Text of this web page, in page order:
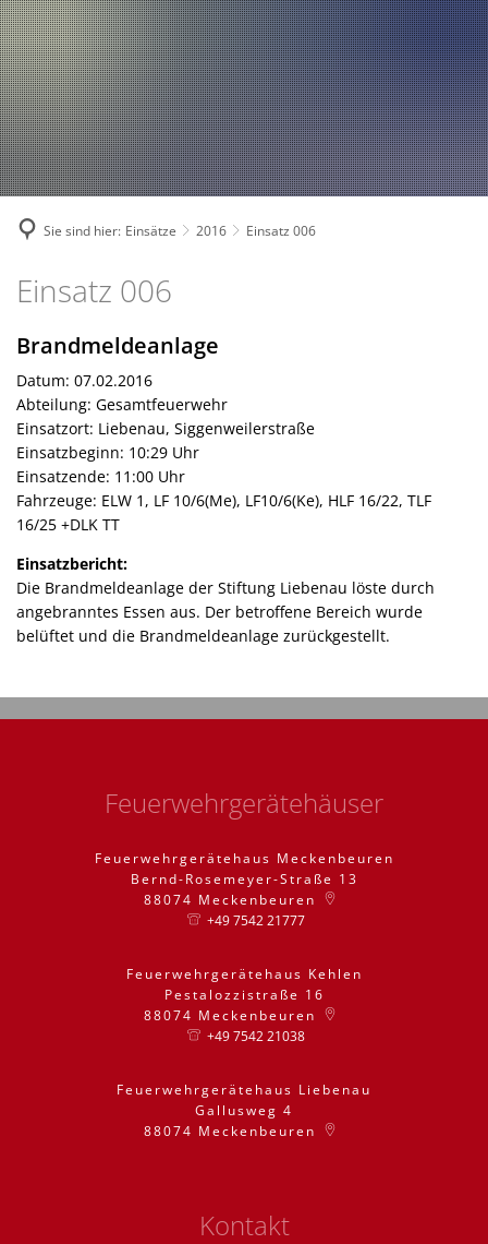
2024
2023
2022
2021
Fachgebiete und
Mannschaft
Jugend
Spielmannszug
Mitglied werden
A
A
A
Sie sind hier: Einsätze 2016 Einsatz 006
Einsatz
006
Einsatz 006
Brandmeldeanlage
Datum: 07.02.2016
Abteilung: Gesamtfeuerwehr
Einsatzort: Liebenau, Siggenweilerstraße
Einsatzbeginn: 10:29 Uhr
Einsatzende: 11:00 Uhr
Fahrzeuge: ELW 1, LF 10/6(Me), LF10/6(Ke), HLF 16/22, TLF
16/25 +DLK TT
Einsatzbericht:
Die Brandmeldeanlage der Stiftung Liebenau löste durch
angebranntes Essen aus. Der betroffene Bereich wurde
belüftet und die Brandmeldeanlage zurückgestellt.
Feuerwehrgerätehäuser
Feuerwehrgerätehaus Meckenbeuren
Bernd-Rosemeyer-Straße 13
88074 Meckenbeuren
+49 7542 21777
Feuerwehrgerätehaus Kehlen
Pestalozzistraße 16
88074 Meckenbeuren
+49 7542 21038
Feuerwehrgerätehaus Liebenau
Gallusweg 4
88074 Meckenbeuren
Kontakt